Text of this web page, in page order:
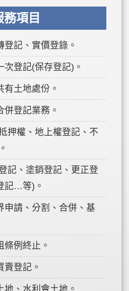
務項目
登記、實價登錄。
次登記(保存登記)。
有土地處份。
併登記業務。
押權、地上權登記、不
記、塗銷登記、更正登
記…等)。
申請、分割、合併、基
條例終止。
賣登記。
地、水利會土地。